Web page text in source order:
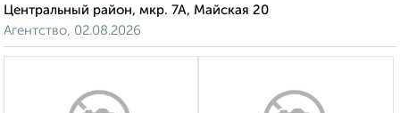
Центральный район, мкр. 7А, Майская 20
Агентство, 02.08.2026